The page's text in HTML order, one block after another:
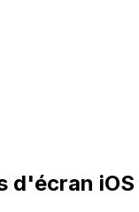
d'écran